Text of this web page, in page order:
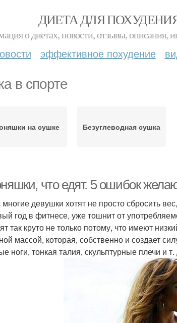
ДИЕТА ДЛЯ
о диетах, новости, отзывы, описания,
эффективное похудение
в спорте
на сушке Безуглеводная сушка
что едят. 5 ошибок
девушки хотят не просто сбросить
год в фитнесе, уже тошнит от
так круто не только потому, что имеют
массой, которая, собственно и создает
ноги, тонкая талия, скульптурные плечи и т.